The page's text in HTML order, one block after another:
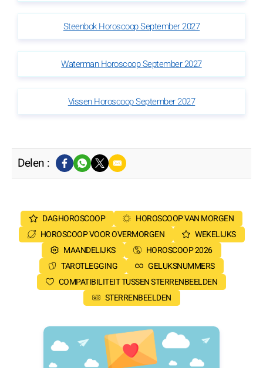
Steenbok Horoscoop September 2027
Waterman Horoscoop September 2027
Vissen Horoscoop September 2027
Delen :
DAGHOROSCOOP
HOROSCOOP VAN MORGEN
HOROSCOOP VOOR OVERMORGEN
WEKELIJKS
MAANDELIJKS
HOROSCOOP 2026
TAROTLEGGING
GELUKSNUMMERS
COMPATIBILITEIT TUSSEN STERRENBEELDEN
STERRENBEELDEN